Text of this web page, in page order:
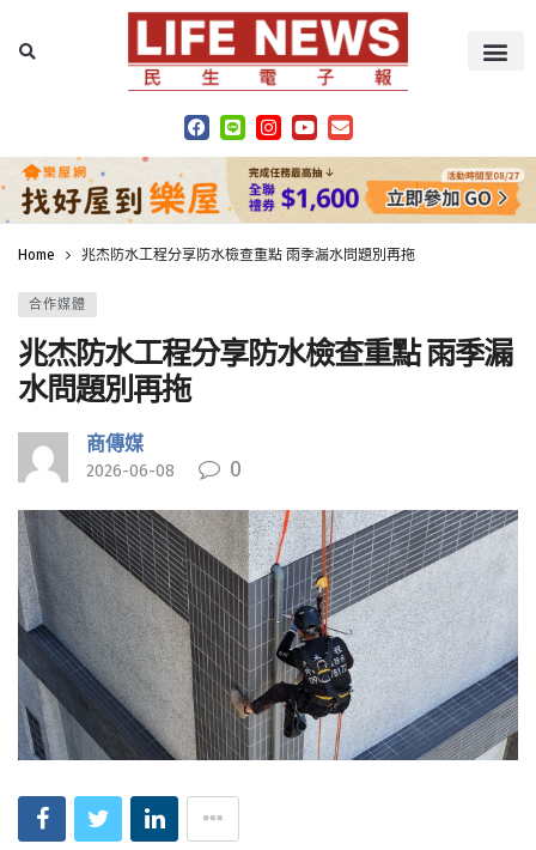
Home 兆杰防水工程分享防水檢查重點 雨季漏水問題別再拖
合作媒體
兆杰防水工程分享防水檢查重點 雨季漏
水問題別再拖
商傳媒
2026-06-08 0